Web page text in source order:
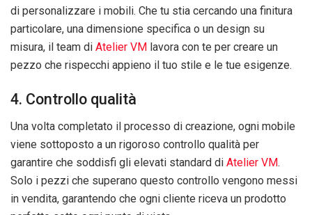
di personalizzare i mobili. Che tu stia cercando una finitura
particolare, una dimensione specifica o un design su
misura, il team di Atelier VM lavora con te per creare un
pezzo che rispecchi appieno il tuo stile e le tue esigenze.
4. Controllo qualità
Una volta completato il processo di creazione, ogni mobile
viene sottoposto a un rigoroso controllo qualità per
garantire che soddisfi gli elevati standard di Atelier VM.
Solo i pezzi che superano questo controllo vengono messi
in vendita, garantendo che ogni cliente riceva un prodotto